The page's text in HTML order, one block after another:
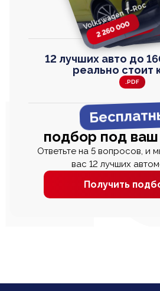
Volkswagen T-Roc
2 260 000
Toyota Harrier
2 820 000
Honda Step
2 820 000
TAYRON
2
12 лучших авто до
реально стоит
.PDF
подбор под
Ответьте на 5 вопросов, и
вас 12 лучших
Получить